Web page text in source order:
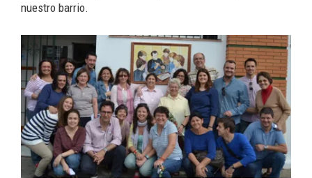
nuestro barrio.